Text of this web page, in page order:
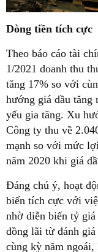
Dòng tiền tích cực
Theo báo cáo tài
1/2021 doanh thu
tăng 17% so với
hướng giá dầu tăng
yếu gia tăng. Xu
Công ty thu về
mạnh so với mức
năm 2020 khi giá
Đáng chú ý, hoạt
biến tích cực với
nhờ diễn biến tỷ
đồng lãi từ đánh
cùng kỳ năm